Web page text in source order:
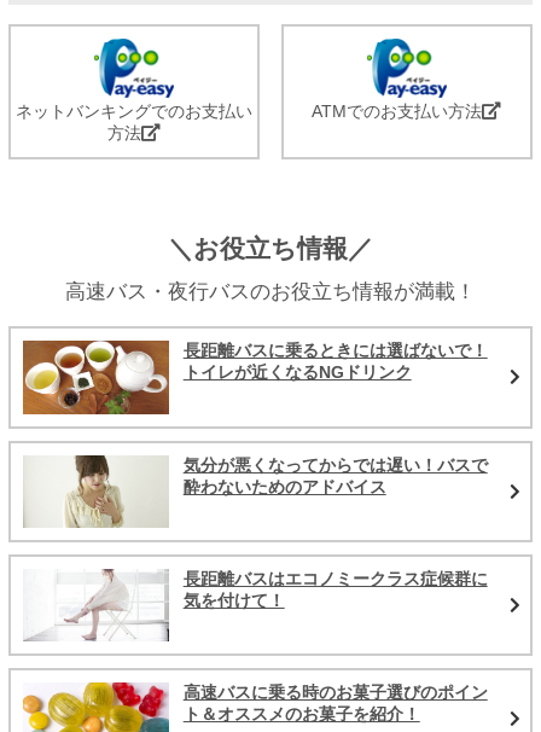
ネットバンキングでのお支払い
方法
ATMでのお支払い方法
＼お役立ち情報／
高速バス・夜行バスのお役立ち情報が満載！
長距離バスに乗るときには選ばないで！
トイレが近くなるNGドリンク
気分が悪くなってからでは遅い！バスで
酔わないためのアドバイス
長距離バスはエコノミークラス症候群に
気を付けて！
高速バスに乗る時のお菓子選びのポイン
ト＆オススメのお菓子を紹介！